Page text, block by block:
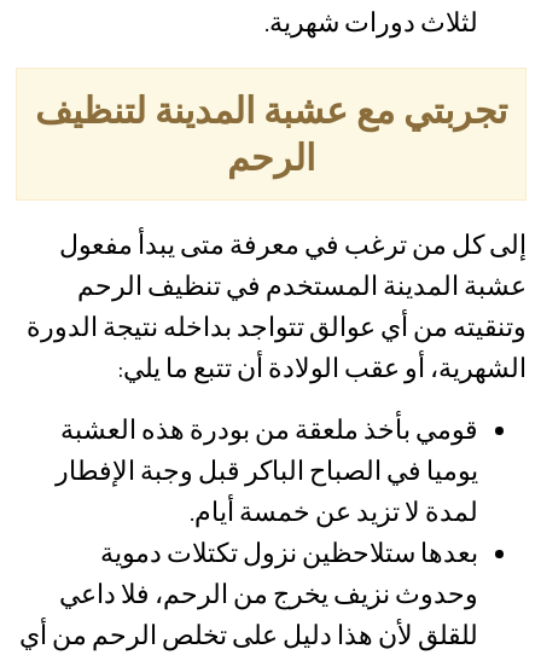
لثلاث دورات شهرية.
تجربتي مع عشبة المدينة لتنظيف
الرحم
إلى كل من ترغب في معرفة متى يبدأ مفعول
عشبة المدينة المستخدم في تنظيف الرحم
وتنقيته من أي عوالق تتواجد بداخله نتيجة الدورة
الشهرية، أو عقب الولادة أن تتبع ما يلي:
قومي بأخذ ملعقة من بودرة هذه العشبة
يوميا في الصباح الباكر قبل وجبة الإفطار
لمدة لا تزيد عن خمسة أيام.
بعدها ستلاحظين نزول تكتلات دموية
وحدوث نزيف يخرج من الرحم، فلا داعي
للقلق لأن هذا دليل على تخلص الرحم من أي